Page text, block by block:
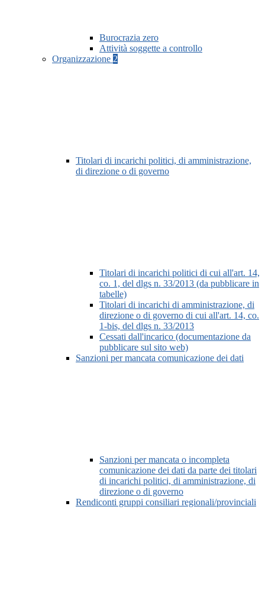
Burocrazia zero
Attività soggette a controllo
Organizzazione 2
Titolari di incarichi politici, di amministrazione,
di direzione o di governo
Titolari di incarichi politici di cui all'art. 14,
co. 1, del dlgs n. 33/2013 (da pubblicare in
tabelle)
Titolari di incarichi di amministrazione, di
direzione o di governo di cui all'art. 14, co.
1-bis, del dlgs n. 33/2013
Cessati dall'incarico (documentazione da
pubblicare sul sito web)
Sanzioni per mancata comunicazione dei dati
Sanzioni per mancata o incompleta
comunicazione dei dati da parte dei titolari
di incarichi politici, di amministrazione, di
direzione o di governo
Rendiconti gruppi consiliari regionali/provinciali